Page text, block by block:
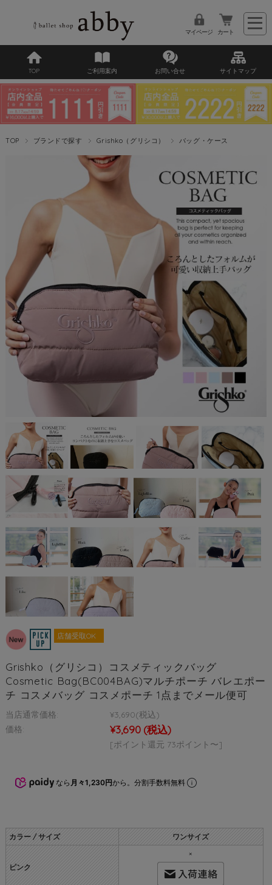
マイページ カート
TOP ご利用案内 お問い合せ サイトマップ
TOP ブランドで探す Grishko（グリシコ） バッグ・ケース
店舗受取OK
Grishko（グリシコ）コスメティックバッグ
Cosmetic Bag(BC004BAG)マルチポーチ バレエポー
チ コスメバッグ コスメポーチ 1点までメール便可
当店通常価格: ¥3,690(税込)
価格:
¥3,690 (税込)
[ポイント還元 73ポイント〜]
なら 月々1,230円から。分割手数料無料
カラー / サイズ ワンサイズ
ピンク
×